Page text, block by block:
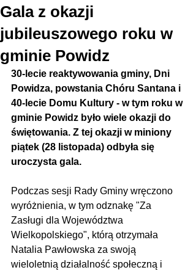
Gala z okazji
jubileuszowego roku w
gminie Powidz
30-lecie reaktywowania gminy, Dni
Powidza, powstania Chóru Santana i
40-lecie Domu Kultury - w tym roku w
gminie Powidz było wiele okazji do
świętowania. Z tej okazji w miniony
piątek (28 listopada) odbyła się
uroczysta gala.
Podczas sesji Rady Gminy wręczono
wyróżnienia, w tym odznakę "Za
Zasługi dla Województwa
Wielkopolskiego", którą otrzymała
Natalia Pawłowska za swoją
wieloletnią działalność społeczną i